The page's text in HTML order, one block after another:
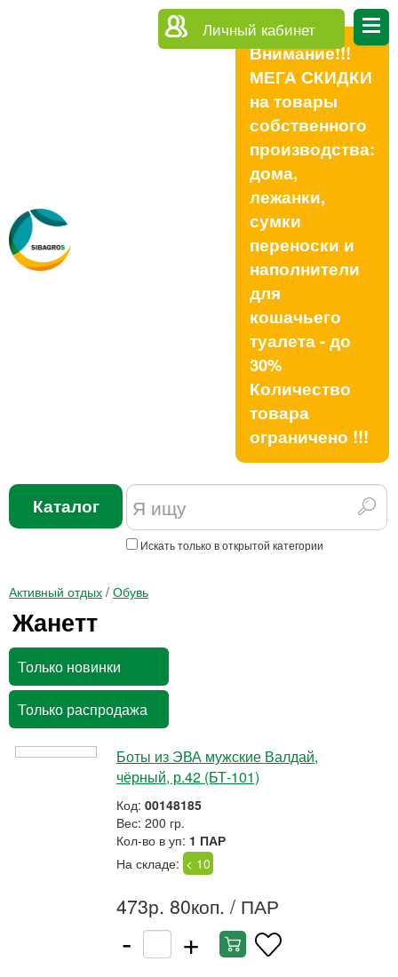
Личный кабинет
Внимание!!!
МЕГА СКИДКИ
на товары
собственного
производства:
дома,
лежанки,
сумки
переноски и
наполнители
для
кошачьего
туалета - до
30%
Количество
товара
ограничено !!!
Каталог
Искать только в открытой категории
Активный отдых / Обувь
Жанетт
Только новинки
Только распродажа
Боты из ЭВА мужские Валдай,
чёрный, р.42 (БТ-101)
Код: 00148185
Вес: 200 гр.
Кол-во в уп: 1 ПАР
На складе: < 10
473р. 80коп. / ПАР
- +